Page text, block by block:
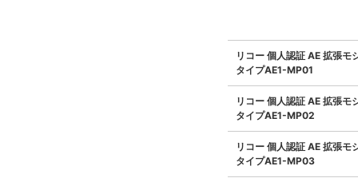
リコー 個人認証 AE 拡張モ
タイプAE1-MP01
リコー 個人認証 AE 拡張モ
タイプAE1-MP02
リコー 個人認証 AE 拡張モ
タイプAE1-MP03